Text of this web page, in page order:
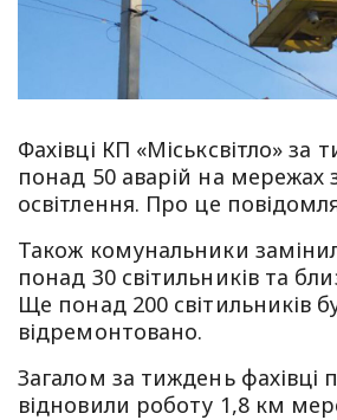
Фахівці КП «Міськсвітло» за
понад 50 аварій на мережах
освітлення. Про це
Також комунальники
понад 30 світильників та
Ще понад 200 світильників
відремонтовано.
Загалом за тиждень фахівці
відновили роботу 1,8 км